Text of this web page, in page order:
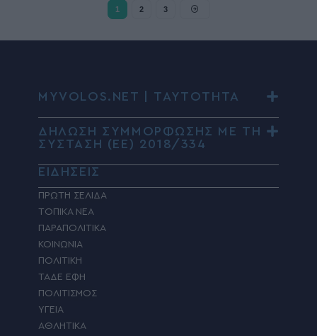
1 2 3
MYVOLOS.NET | ΤΑΥΤΟΤΗΤΑ
ΔΗΛΩΣΗ ΣΥΜΜΟΡΦΩΣΗΣ ΜΕ ΤΗ
ΣΥΣΤΑΣΗ (ΕΕ) 2018/334
ΕΙΔΗΣΕΙΣ
ΠΡΩΤΗ ΣΕΛΙΔΑ
ΤΟΠΙΚΑ ΝΕΑ
ΠΑΡΑΠΟΛΙΤΙΚΑ
ΚΟΙΝΩΝΙΑ
ΠΟΛΙΤΙΚΗ
ΤΑΔΕ ΕΦΗ
ΠΟΛΙΤΙΣΜΟΣ
ΥΓΕΙΑ
ΑΘΛΗΤΙΚΑ